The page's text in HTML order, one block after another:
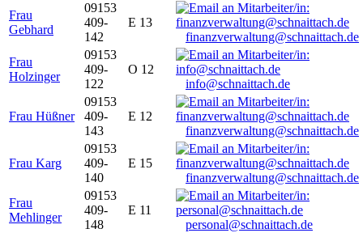
Frau
Gebhard
09153
409-
142
E 13
finanzverwaltung@schnaittach.de
Frau
Holzinger
09153
409-
122
O 12
info@schnaittach.de
Frau Hüßner
09153
409-
143
E 12
finanzverwaltung@schnaittach.de
Frau Karg
09153
409-
140
E 15
finanzverwaltung@schnaittach.de
Frau
Mehlinger
09153
409-
148
E 11
personal@schnaittach.de